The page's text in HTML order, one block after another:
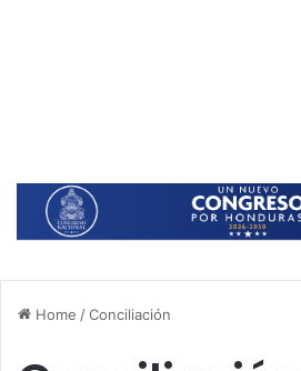
Home /Conciliación